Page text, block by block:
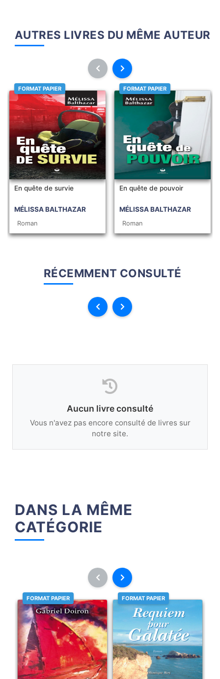
AUTRES LIVRES DU MÊME AUTEUR
FORMAT PAPIER
En quête de survie
MÉLISSA BALTHAZAR
Roman
FORMAT PAPIER
En quête de pouvoir
MÉLISSA BALTHAZAR
Roman
RÉCEMMENT CONSULTÉ
Aucun livre consulté
Vous n'avez pas encore consulté de livres sur
notre site.
DANS LA MÊME
CATÉGORIE
FORMAT PAPIER FORMAT PAPIER